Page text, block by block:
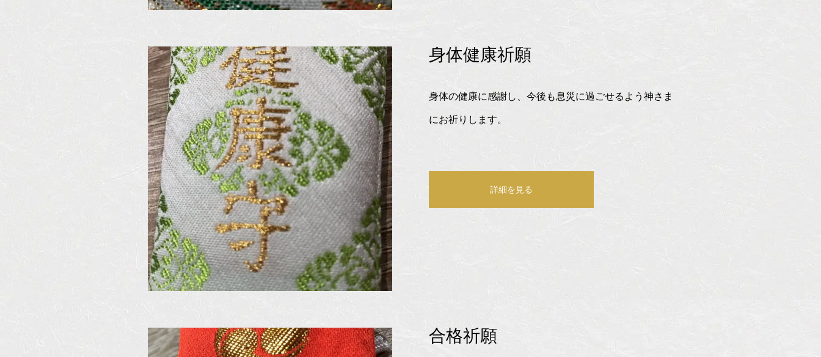
身体健康祈願
身体の健康に感謝し、今後も息災に過ごせるよう神さま
にお祈りします。
詳細を見る
合格祈願